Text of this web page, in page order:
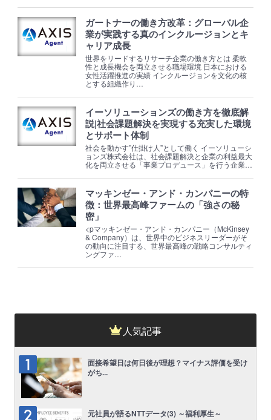
ガートナーの働き方改革：グローバル企
業が実践する真のインクルージョンとキ
ャリア成長
世界をリードするリサーチ企業の働き方とは 柔軟
性と成長機会を両立させる職場環境 日本における
女性活躍推進の実績 インクルージョンを文化の核
とする組織作り…
イーソリューションズの働き方を徹底解
説|社会課題解決を実現する充実した環境
とサポート体制
社会を動かす”仕掛け人”として働く イーソリューシ
ョンズ株式会社は、社会課題解決と企業の利益最大
化を両立させる「事業プロデュース」を行う企業…
マッキンゼー・アンド・カンパニーの特
徴：世界最高峰ファームの「強さの秘
密」
<pマッキンゼー・アンド・カンパニー（McKinsey
& Company）は、世界中のビジネスリーダーがそ
の動向に注目する、世界最高峰の戦略コンサルティ
ングファ…
人気記事
面接希望日は何日後が理想？マイナス評価を受け
がち...
元社員が語るNTTデータ(3) ～福利厚生～